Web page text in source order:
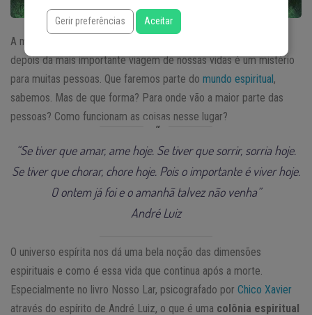
A morte é a única certeza da vida. Porém, o que nos acontece
depois da mais importante viagem de nossas vidas é um mistério
para muitas pessoas. Que faremos parte do mundo espiritual,
sabemos. Mas de que forma? Para onde vão a maior parte das
pessoas? Como funcionam as coisas nesse lugar?
“Se tiver que amar, ame hoje. Se tiver que sorrir, sorria hoje.
Se tiver que chorar, chore hoje. Pois o importante é viver hoje.
O ontem já foi e o amanhã talvez não venha”
André Luiz
O universo espírita nos dá uma bela noção das dimensões
espirituais e como é essa vida que continua após a morte.
Especialmente no livro Nosso Lar, psicografado por Chico Xavier
através do espírito de André Luiz, o que é uma colônia espiritual
Gerir preferências Aceitar